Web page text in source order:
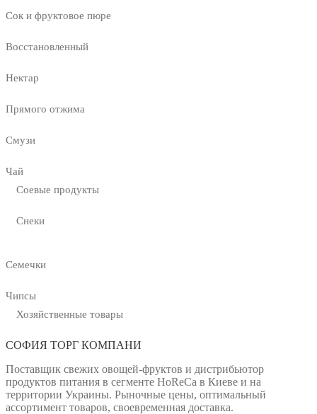
Сок и фруктовое пюре
Восстановленный
Нектар
Прямого отжима
Смузи
Чай
Соевые продукты
Снеки
Семечки
Чипсы
Хозяйственные товары
СОФИЯ ТОРГ КОМПАНИ
Поставщик свежих овощей-фруктов и дистрибьютор
продуктов питания в сегменте HoReCa в Киеве и на
территории Украины. Рыночные цены, оптимальный
ассортимент товаров, своевременная доставка.